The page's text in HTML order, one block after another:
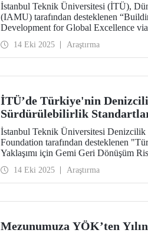
İstanbul Teknik Üniversitesi (İTÜ),
(IAMU) tarafından desteklenen
Development for Global Excellence
bu proje, IAMU’nun 2025–2026
kapsamında yürütülüyor.
14 Eki 2025 Araştırma
İTÜ’de Türkiye'nin
Sürdürülebilirlik
İstanbul Teknik Üniversitesi
Foundation tarafından desteklenen
Yaklaşımı için Gemi Geri Dönüşüm
14 Eki 2025 Araştırma
Mezunumuza YÖK’ten